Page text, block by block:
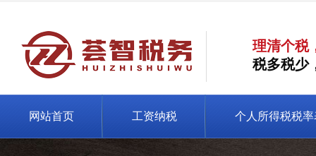
理清个税
税多税少
网站首页 工资纳税 个人所得税税率